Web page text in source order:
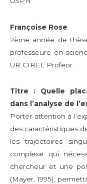
Françoise Rose
2ème année de
professeure en
UR CIREL Profeor
Titre : Quelle
dans l’analyse de
Porter attention à
des caractéristiques
les trajectoires
complexe qui
chercheur et une
(Mayer, 1995),